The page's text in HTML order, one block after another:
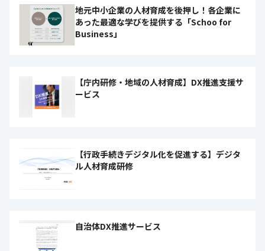
地元中小企業の人材育成を後押し！各企業に
あった最適な学びを提供する「Schoo for
Business」
【庁内研修・地域の人材育成】DX推進支援サ
ービス
【行政手続きデジタル化を促進する】デジタ
ル人材育成研修
自治体DX推進サービス